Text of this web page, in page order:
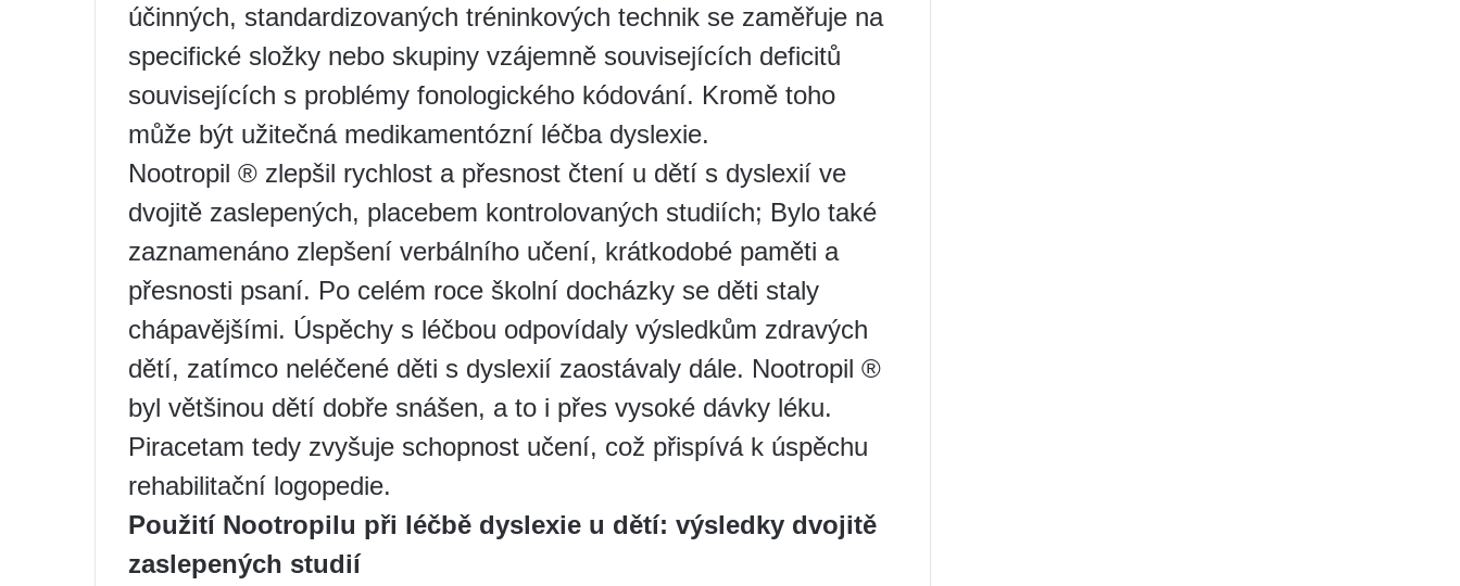
účinných, standardizovaných tréninkových technik se zaměřuje na
specifické složky nebo skupiny vzájemně souvisejících deficitů
souvisejících s problémy fonologického kódování. Kromě toho
může být užitečná medikamentózní léčba dyslexie.
Nootropil ® zlepšil rychlost a přesnost čtení u dětí s dyslexií ve
dvojitě zaslepených, placebem kontrolovaných studiích; Bylo také
zaznamenáno zlepšení verbálního učení, krátkodobé paměti a
přesnosti psaní. Po celém roce školní docházky se děti staly
chápavějšími. Úspěchy s léčbou odpovídaly výsledkům zdravých
dětí, zatímco neléčené děti s dyslexií zaostávaly dále. Nootropil ®
byl většinou dětí dobře snášen, a to i přes vysoké dávky léku.
Piracetam tedy zvyšuje schopnost učení, což přispívá k úspěchu
rehabilitační logopedie.
Použití Nootropilu při léčbě dyslexie u dětí: výsledky dvojitě
zaslepených studií